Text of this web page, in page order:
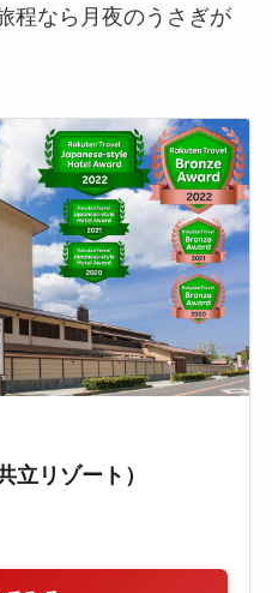
程なら月夜のうさぎが
リゾート）